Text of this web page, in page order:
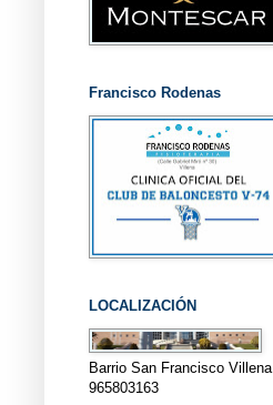
Francisco Rodenas
LOCALIZACIÓN
Barrio San Francisco Villena
965803163